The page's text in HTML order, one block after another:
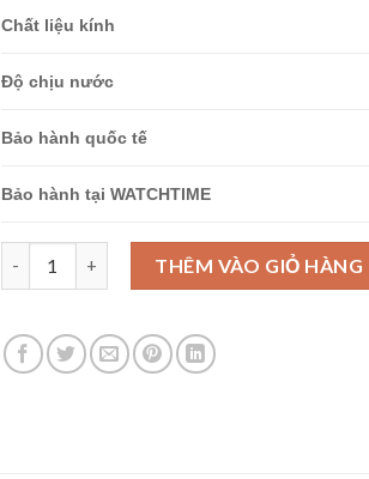
Chất liệu kính
Độ chịu nước
Bảo hành quốc tế
Bảo hành tại WATCHTIME
Seiko SNKK17K1 số lượngTHÊM VÀO GIỎ HÀNG